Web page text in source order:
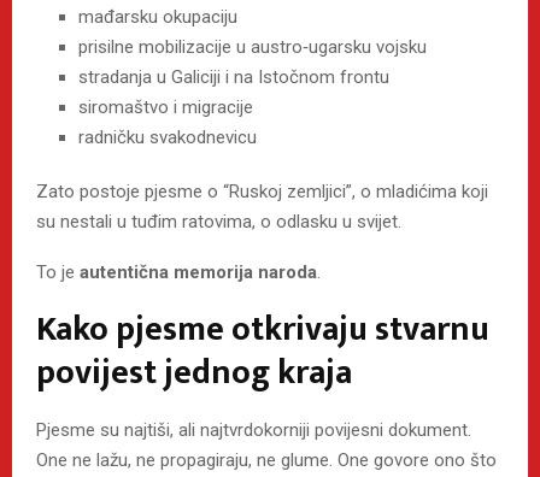
mađarsku okupaciju
prisilne mobilizacije u austro‑ugarsku vojsku
stradanja u Galiciji i na Istočnom frontu
siromaštvo i migracije
radničku svakodnevicu
Zato postoje pjesme o “Ruskoj zemljici”, o mladićima koji
su nestali u tuđim ratovima, o odlasku u svijet.
To je autentična memorija naroda.
Kako pjesme otkrivaju stvarnu
povijest jednog kraja
Pjesme su najtiši, ali najtvrdokorniji povijesni dokument.
One ne lažu, ne propagiraju, ne glume. One govore ono što